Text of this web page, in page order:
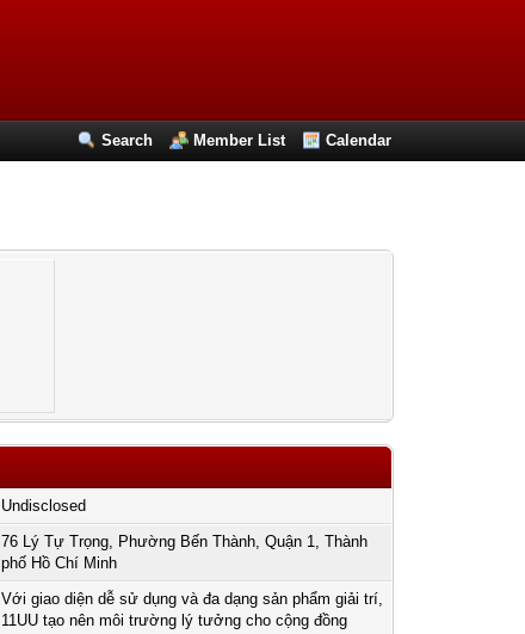
Search Member List Calendar
Undisclosed
76 Lý Tự Trọng, Phường Bến Thành, Quận 1, Thành
phố Hồ Chí Minh
Với giao diện dễ sử dụng và đa dạng sản phẩm giải trí,
11UU tạo nên môi trường lý tưởng cho cộng đồng